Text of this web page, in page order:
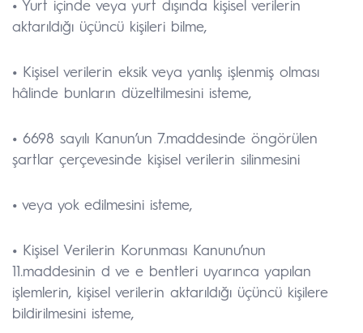
• Yurt içinde veya yurt dışında kişisel verilerin
aktarıldığı üçüncü kişileri bilme,
• Kişisel verilerin eksik veya yanlış işlenmiş olması
hâlinde bunların düzeltilmesini isteme,
• 6698 sayılı Kanun’un 7.maddesinde öngörülen
şartlar çerçevesinde kişisel verilerin silinmesini
• veya yok edilmesini isteme,
• Kişisel Verilerin Korunması Kanunu’nun
11.maddesinin d ve e bentleri uyarınca yapılan
işlemlerin, kişisel verilerin aktarıldığı üçüncü kişilere
bildirilmesini isteme,